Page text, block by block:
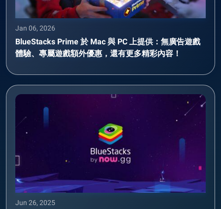
Jan 06, 2026
BlueStacks Prime 於 Mac 與 PC 上提供：無廣告遊戲
體驗、專屬遊戲額外優惠，還有更多精彩內容！
Jun 26, 2025